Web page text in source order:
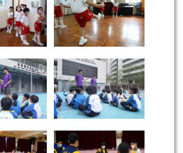
們的社交媒體，緊貼最新資訊！